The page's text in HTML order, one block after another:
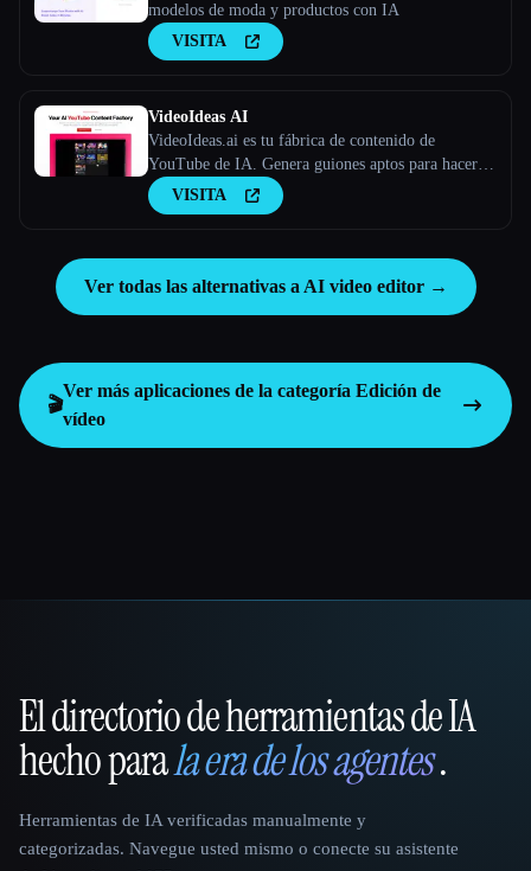
modelos de moda y productos con IA
VISITA
VideoIdeas AI
VideoIdeas.ai es tu fábrica de contenido de
YouTube de IA. Genera guiones aptos para hacer
virus, nuevas ideas de vídeo y contenido atractivo
en cuestión de minutos.
VISITA
Ver todas las alternativas a AI video editor →
🎬
Ver más aplicaciones de la categoría Edición de
vídeo
That AI Collection
El directorio de herramientas de IA
hecho parala era de los agentes.
Herramientas de IA verificadas manualmente y
categorizadas. Navegue usted mismo o conecte su asistente